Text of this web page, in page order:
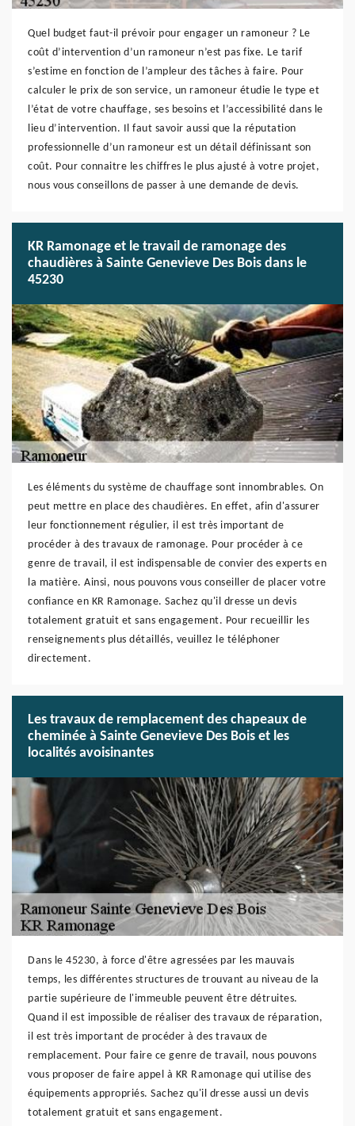
Quel budget faut-il prévoir pour engager un ramoneur ? Le
coût d’intervention d’un ramoneur n’est pas fixe. Le tarif
s’estime en fonction de l’ampleur des tâches à faire. Pour
calculer le prix de son service, un ramoneur étudie le type et
l’état de votre chauffage, ses besoins et l’accessibilité dans le
lieu d’intervention. Il faut savoir aussi que la réputation
professionnelle d’un ramoneur est un détail définissant son
coût. Pour connaitre les chiffres le plus ajusté à votre projet,
nous vous conseillons de passer à une demande de devis.
KR Ramonage et le travail de ramonage des
chaudières à Sainte Genevieve Des Bois dans le
45230
Les éléments du système de chauffage sont innombrables. On
peut mettre en place des chaudières. En effet, afin d'assurer
leur fonctionnement régulier, il est très important de
procéder à des travaux de ramonage. Pour procéder à ce
genre de travail, il est indispensable de convier des experts en
la matière. Ainsi, nous pouvons vous conseiller de placer votre
confiance en KR Ramonage. Sachez qu'il dresse un devis
totalement gratuit et sans engagement. Pour recueillir les
renseignements plus détaillés, veuillez le téléphoner
directement.
Les travaux de remplacement des chapeaux de
cheminée à Sainte Genevieve Des Bois et les
localités avoisinantes
Dans le 45230, à force d'être agressées par les mauvais
temps, les différentes structures de trouvant au niveau de la
partie supérieure de l'immeuble peuvent être détruites.
Quand il est impossible de réaliser des travaux de réparation,
il est très important de procéder à des travaux de
remplacement. Pour faire ce genre de travail, nous pouvons
vous proposer de faire appel à KR Ramonage qui utilise des
équipements appropriés. Sachez qu'il dresse aussi un devis
totalement gratuit et sans engagement.